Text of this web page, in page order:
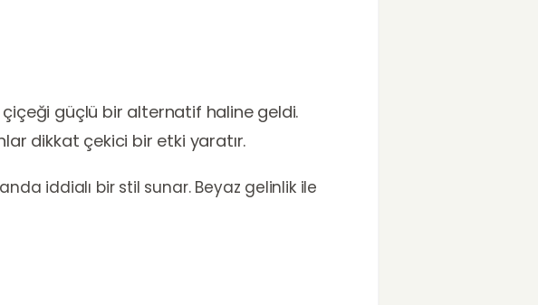
çiçeği güçlü bir alternatif haline geldi.
dikkat çekici bir etki yaratır.
iddialı bir stil sunar. Beyaz gelinlik ile